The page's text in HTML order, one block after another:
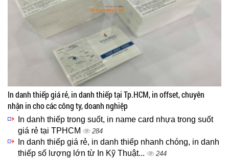
In danh thiếp giá rẻ, in danh thiếp tại Tp.HCM, in offset, chuyên
nhận in cho các công ty, doanh nghiệp
In danh thiếp trong suốt, in name card nhựa trong suốt
giá rẻ tại TPHCM
284
In danh thiếp giá rẻ, in danh thiếp nhanh chóng, in danh
thiếp số lượng lớn từ In Kỹ Thuật...
244